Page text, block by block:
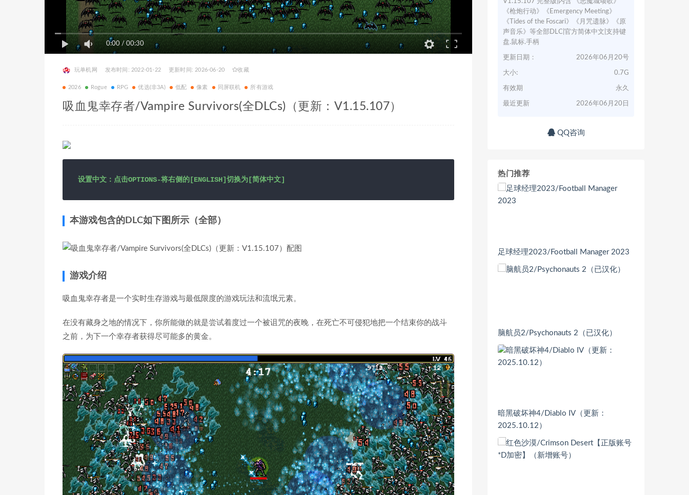
0:00 / 00:30
玩单机网 发布时间: 2022-01-22 更新时间: 2026-06-20 收藏
2026 Rogue RPG 优选(非3A) 低配 像素 同屏联机 所有游戏
吸血鬼幸存者/Vampire Survivors(全DLCs)（更新：V1.15.107）
设置中文：点击OPTIONS-将右侧的[ENGLISH]切换为[简体中文]
本游戏包含的DLC如下图所示（全部）
游戏介绍
吸血鬼幸存者是一个实时生存游戏与最低限度的游戏玩法和流氓元素。
在没有藏身之地的情况下，你所能做的就是尝试着度过一个被诅咒的夜晚，在死亡不可侵犯地把一个结束你的战斗
之前，为下一个幸存者获得尽可能多的黄金。
《枪炮行动》《Emergency Meeting》
《Tides of the Foscari》《月咒遗脉》《原
声音乐》等全部DLC|官方简体中文|支持键
盘.鼠标.手柄
更新日期： 2026年06月20号
大小: 0.7G
有效期 永久
最近更新 2026年06月20日
QQ咨询
热门推荐
足球经理2023/Football Manager 2023
脑航员2/Psychonauts 2（已汉化）
暗黑破坏神4/Diablo IV（更新：
2025.10.12）